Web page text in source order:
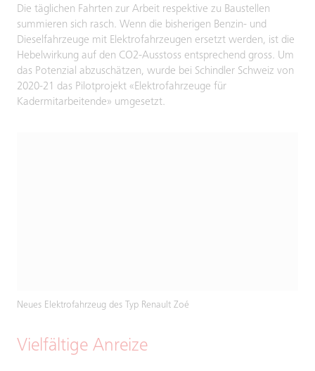
Die täglichen Fahrten zur Arbeit respektive zu Baustellen
summieren sich rasch. Wenn die bisherigen Benzin- und
Dieselfahrzeuge mit Elektrofahrzeugen ersetzt werden, ist die
Hebelwirkung auf den CO2-Ausstoss entsprechend gross. Um
das Potenzial abzuschätzen, wurde bei Schindler Schweiz von
2020-21 das Pilotprojekt «Elektrofahrzeuge für
Kadermitarbeitende» umgesetzt.
Neues Elektrofahrzeug des Typ Renault Zoé
Vielfältige Anreize